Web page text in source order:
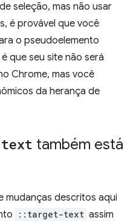
seleção, mas não usar
é provável que você
o pseudoelemento
que seu site não será
Chrome, mas você
da herança de
também está
mudanças descritos aqui
::target-text assim